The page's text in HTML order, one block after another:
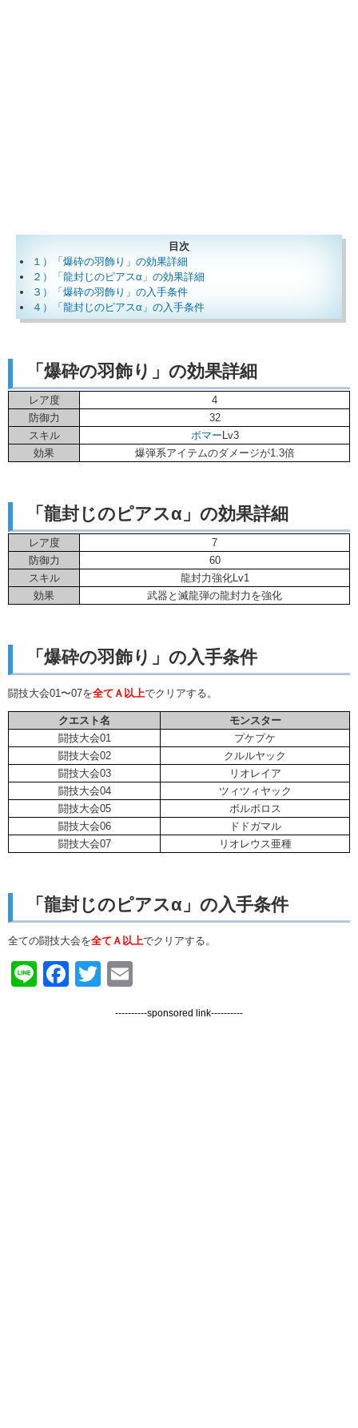
目次
１）「爆砕の羽飾り」の効果詳細
２）「龍封じのピアスα」の効果詳細
３）「爆砕の羽飾り」の入手条件
４）「龍封じのピアスα」の入手条件
「爆砕の羽飾り」の効果詳細
レア度
4
防御力
32
スキル
ボマーLv3
効果
爆弾系アイテムのダメージが1.3倍
「龍封じのピアスα」の効果詳細
レア度
7
防御力
60
スキル
龍封力強化Lv1
効果
武器と滅龍弾の龍封力を強化
「爆砕の羽飾り」の入手条件
闘技大会01〜07を全てＡ以上でクリアする。
クエスト名
モンスター
闘技大会01
プケプケ
闘技大会02
クルルヤック
闘技大会03
リオレイア
闘技大会04
ツィツィヤック
闘技大会05
ボルボロス
闘技大会06
ドドガマル
闘技大会07
リオレウス亜種
「龍封じのピアスα」の入手条件
全ての闘技大会を全てＡ以上でクリアする。
LineFacebook
Twitter
----------sponsored link----------